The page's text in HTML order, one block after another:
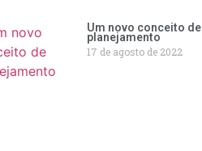
Um novo conceito de
planejamento
17 de agosto de 2022